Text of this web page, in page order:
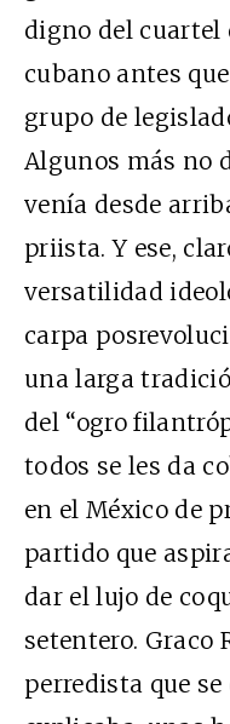
digno del cuartel
cubano antes
grupo de
Algunos más no
venía desde
priista. Y ese,
versatilidad
carpa
una larga
del “ogro
todos se les da
en el México de
partido que
dar el lujo de
setentero. Graco
perredista que